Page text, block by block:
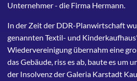
Unternehmer - die Firma Hermann.
In der Zeit der DDR-Planwirtschaft
genannten Textil- und
Wiedervereinigung übernahm eine
das Gebäude, riss es ab, baute es um
der Insolvenz der Galeria Karstadt